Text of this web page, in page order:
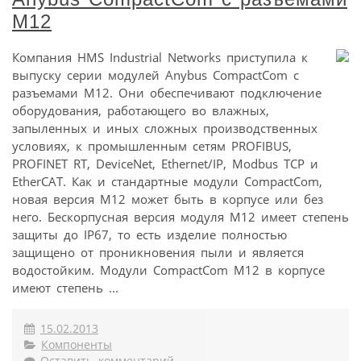
M12
Компания HMS Industrial Networks приступила к
выпуску серии модулей Anybus CompactCom с
разъемами M12. Они обеспечивают подключение
оборудования, работающего во влажных,
запыленных и иных сложных производственных
условиях, к промышленным сетям PROFIBUS,
PROFINET RT, DeviceNet, Ethernet/IP, Modbus TCP и
EtherCAT. Как и стандартные модули CompactCom,
новая версия М12 может быть в корпусе или без
него. Бескорпусная версия модуля М12 имеет степень
защиты до IP67, то есть изделие полностью
защищено от проникновения пыли и является
водостойким. Модули CompactCom M12 в корпусе
имеют степень ...
15.02.2013
Компоненты